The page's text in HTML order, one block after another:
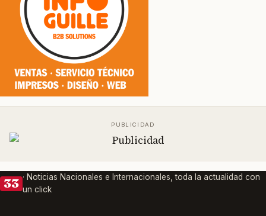
33 · Noticias Nacionales e Internacionales, toda la actualidad con
un click